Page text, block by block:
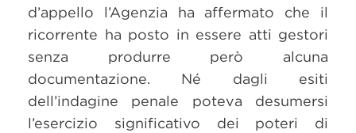
d’appello l’Agenzia ha affermato che il
ricorrente ha posto in essere atti gestori
senza produrre però alcuna
documentazione. Né dagli esiti
dell’indagine penale poteva desumersi
l’esercizio significativo dei poteri di